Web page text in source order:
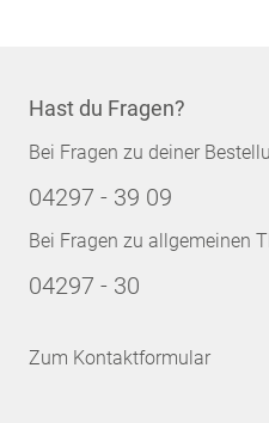
Hast du Fragen?
Bei Fragen zu deiner
04297 - 39 09
Bei Fragen zu allgemeinen
04297 - 30
Zum Kontaktformular